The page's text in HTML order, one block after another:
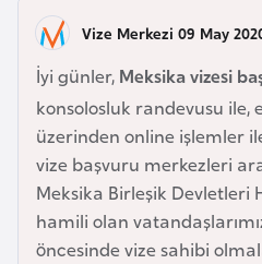
Vize Merkezi 09 May
İyi günler, Meksika vizesi
konsolosluk randevusu ile,
üzerinden online işlemler
vize başvuru merkezleri
Meksika Birleşik Devletleri
hamili olan
öncesinde vize sahibi
y
c
a
n
B
a
h
r